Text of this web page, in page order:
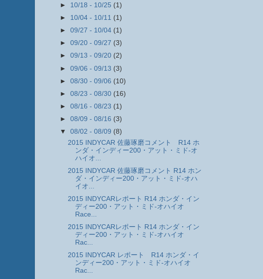
► 10/18 - 10/25 (1)
► 10/04 - 10/11 (1)
► 09/27 - 10/04 (1)
► 09/20 - 09/27 (3)
► 09/13 - 09/20 (2)
► 09/06 - 09/13 (3)
► 08/30 - 09/06 (10)
► 08/23 - 08/30 (16)
► 08/16 - 08/23 (1)
► 08/09 - 08/16 (3)
▼ 08/02 - 08/09 (8)
2015 INDYCAR 佐藤琢磨コメント R14 ホ
ンダ・インディー200・アット・ミド-オ
ハイオ...
2015 INDYCAR 佐藤琢磨コメント R14 ホン
ダ・インディー200・アット・ミド-オハ
イオ...
2015 INDYCARレポート R14 ホンダ・イン
ディー200・アット・ミド-オハイオ
Race...
2015 INDYCARレポート R14 ホンダ・イン
ディー200・アット・ミド-オハイオ
Rac...
2015 INDYCAR レポート R14 ホンダ・イ
ンディー200・アット・ミド-オハイオ
Rac...